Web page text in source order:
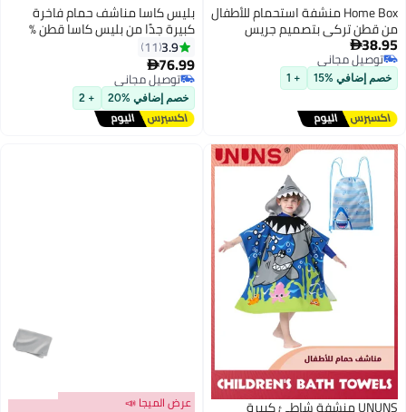
Home Box منشفة استحمام للأطفال
من قطن تركي بتصميم جريس
جيرهاد بيب بيب 65 × 136 سم
38.95
توصيل مجاني
توصيل مجاني
خصم إضافي %15 + 1
بليس كاسا مناشف حمام فاخرة
كبيرة جدًا من بليس كاسا قطن %
سريعة الجفاف وممتصة للغاية
عبوة من
3.9
11
76.99
توصيل مجاني
توصيل مجاني
خصم إضافي %20 + 2
عرض الميجا 📣